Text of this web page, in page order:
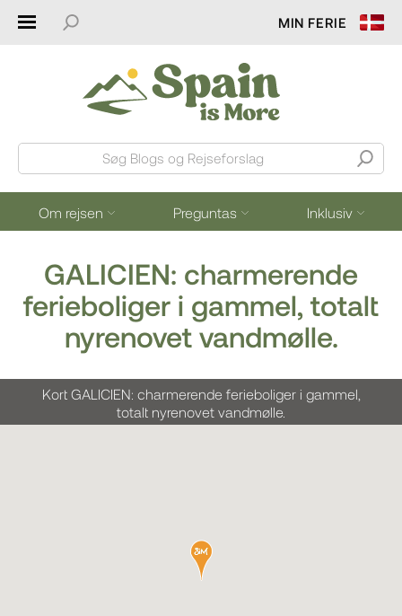
MIN FERIE
Søg Blogs og Rejseforslag
Om rejsen Preguntas Inklusiv
GALICIEN: charmerende
ferieboliger i gammel, totalt
nyrenovet vandmølle.
Kort GALICIEN: charmerende ferieboliger i gammel,
totalt nyrenovet vandmølle.